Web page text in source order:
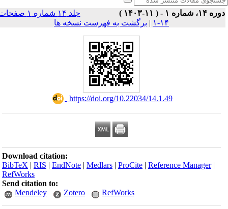
۱۴، شماره ۱ - ( ۱۱-۱۴۰۳ )
جلد ۱۴ شماره ۱ صفحات
۱۴-۱
| برگشت به فهرست نسخه ها
‎ https://doi.org/10.22034/14.1.49
Download citation:
BibTeX |RIS |EndNote |Medlars |ProCite |Reference Manager
RefWorks
Send citation to:
Mendeley
Zotero RefWorks